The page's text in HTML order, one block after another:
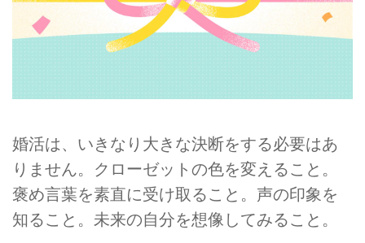
婚活は、いきなり大きな決断をする必要はあ
りません。クローゼットの色を変えること。
褒め言葉を素直に受け取ること。声の印象を
知ること。未来の自分を想像してみること。